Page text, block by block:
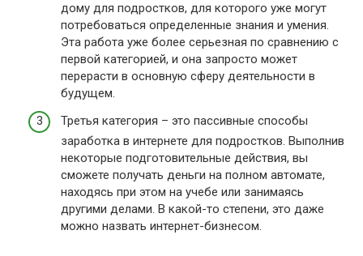
дому для подростков, для которого уже могут
потребоваться определенные знания и умения.
Эта работа уже более серьезная по сравнению с
первой категорией, и она запросто может
перерасти в основную сферу деятельности в
будущем.
Третья категория – это пассивные способы
заработка в интернете для подростков. Выполнив
некоторые подготовительные действия, вы
сможете получать деньги на полном автомате,
находясь при этом на учебе или занимаясь
другими делами. В какой-то степени, это даже
можно назвать интернет-бизнесом.